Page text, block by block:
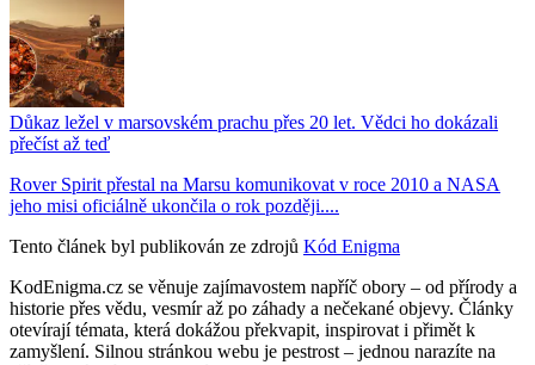
Důkaz ležel v marsovském prachu přes 20 let. Vědci ho dokázali
přečíst až teď
Rover Spirit přestal na Marsu komunikovat v roce 2010 a NASA
jeho misi oficiálně ukončila o rok později....
Tento článek byl publikován ze zdrojů Kód Enigma
KodEnigma.cz se věnuje zajímavostem napříč obory – od přírody a
historie přes vědu, vesmír až po záhady a nečekané objevy. Články
otevírají témata, která dokážou překvapit, inspirovat i přimět k
zamyšlení. Silnou stránkou webu je pestrost – jednou narazíte na